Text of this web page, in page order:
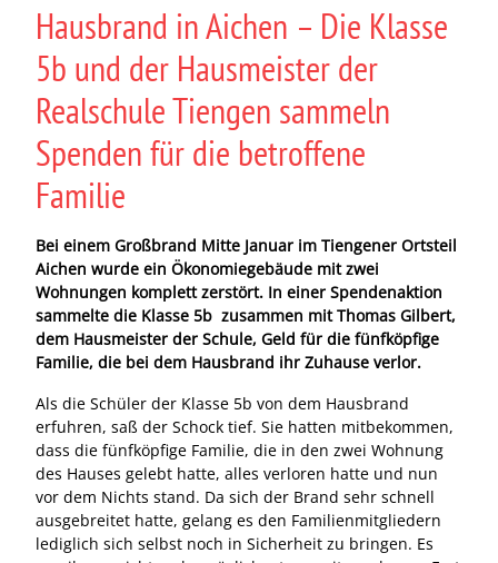
Hausbrand in Aichen – Die Klasse
5b und der Hausmeister der
Realschule Tiengen sammeln
Spenden für die betroffene
Familie
Bei einem Großbrand Mitte Januar im Tiengener Ortsteil
Aichen wurde ein Ökonomiegebäude mit zwei
Wohnungen komplett zerstört. In einer Spendenaktion
sammelte die Klasse 5b zusammen mit Thomas Gilbert,
dem Hausmeister der Schule, Geld für die fünfköpfige
Familie, die bei dem Hausbrand ihr Zuhause verlor.
Als die Schüler der Klasse 5b von dem Hausbrand
erfuhren, saß der Schock tief. Sie hatten mitbekommen,
dass die fünfköpfige Familie, die in den zwei Wohnung
des Hauses gelebt hatte, alles verloren hatte und nun
vor dem Nichts stand. Da sich der Brand sehr schnell
ausgebreitet hatte, gelang es den Familienmitgliedern
lediglich sich selbst noch in Sicherheit zu bringen. Es